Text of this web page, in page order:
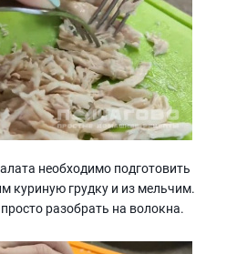
необходимо подготовить
куриную грудку и из мельчим.
разобрать на волокна.